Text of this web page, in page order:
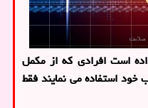
است افرادی که از مکمل
استفاده می نمایند فقط